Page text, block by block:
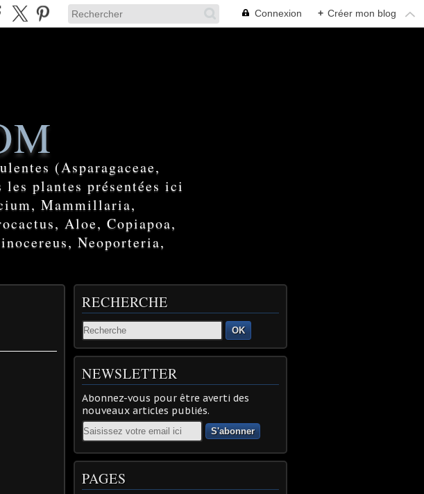
Connexion + Créer mon blog
(Asparagaceae,
les plantes présentées ici
Mammillaria,
Aloe, Copiapoa,
Neoporteria,
RECHERCHE
OK
NEWSLETTER
Abonnez-vous pour être averti des
nouveaux articles publiés.
Email
PAGES